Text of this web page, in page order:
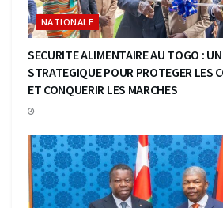
NATIONALE
SECURITE ALIMENTAIRE AU TOGO :
STRATEGIQUE POUR PROTEGER LES
ET CONQUERIR LES MARCHES